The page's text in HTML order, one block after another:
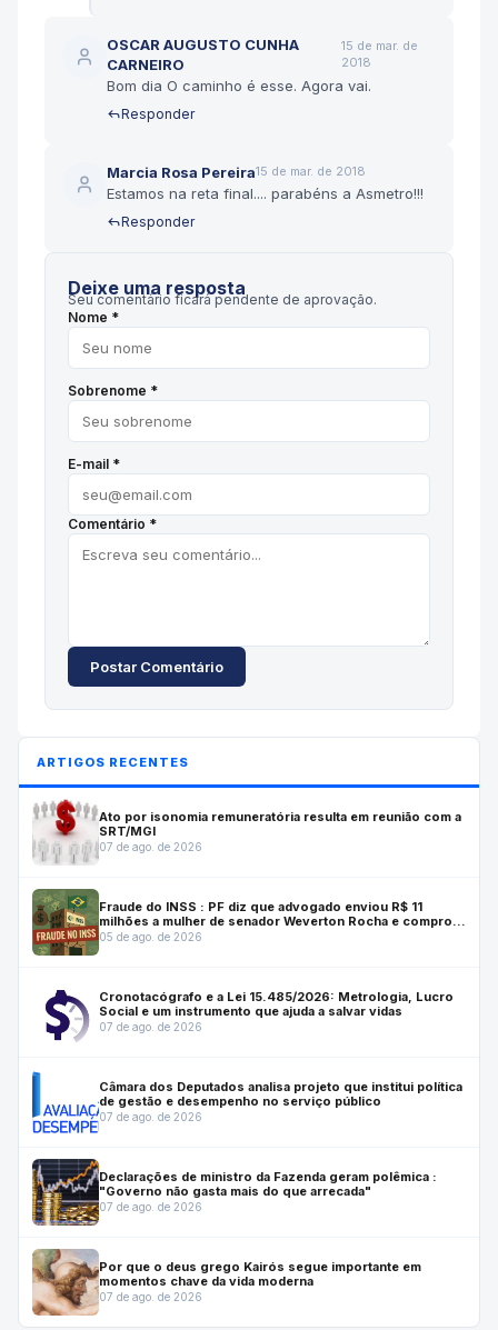
OSCAR AUGUSTO CUNHA
CARNEIRO
15 de mar. de
2018
Bom dia O caminho é esse. Agora vai.
Responder
Marcia Rosa Pereira15 de mar. de 2018
Estamos na reta final.... parabéns a Asmetro!!!
Responder
Deixe uma resposta
Seu comentário ficará pendente de aprovação.
Nome *
Sobrenome *
E-mail *
Comentário *
Postar Comentário
ARTIGOS RECENTES
Ato por isonomia remuneratória resulta em reunião com a
SRT/MGI
07 de ago. de 2026
Fraude do INSS : PF diz que advogado enviou R$ 11
milhões a mulher de senador Weverton Rocha e comprou
casa para ele
05 de ago. de 2026
Cronotacógrafo e a Lei 15.485/2026: Metrologia, Lucro
Social e um instrumento que ajuda a salvar vidas
07 de ago. de 2026
Câmara dos Deputados analisa projeto que institui política
de gestão e desempenho no serviço público
07 de ago. de 2026
Declarações de ministro da Fazenda geram polêmica :
"Governo não gasta mais do que arrecada"
07 de ago. de 2026
Por que o deus grego Kairós segue importante em
momentos chave da vida moderna
07 de ago. de 2026